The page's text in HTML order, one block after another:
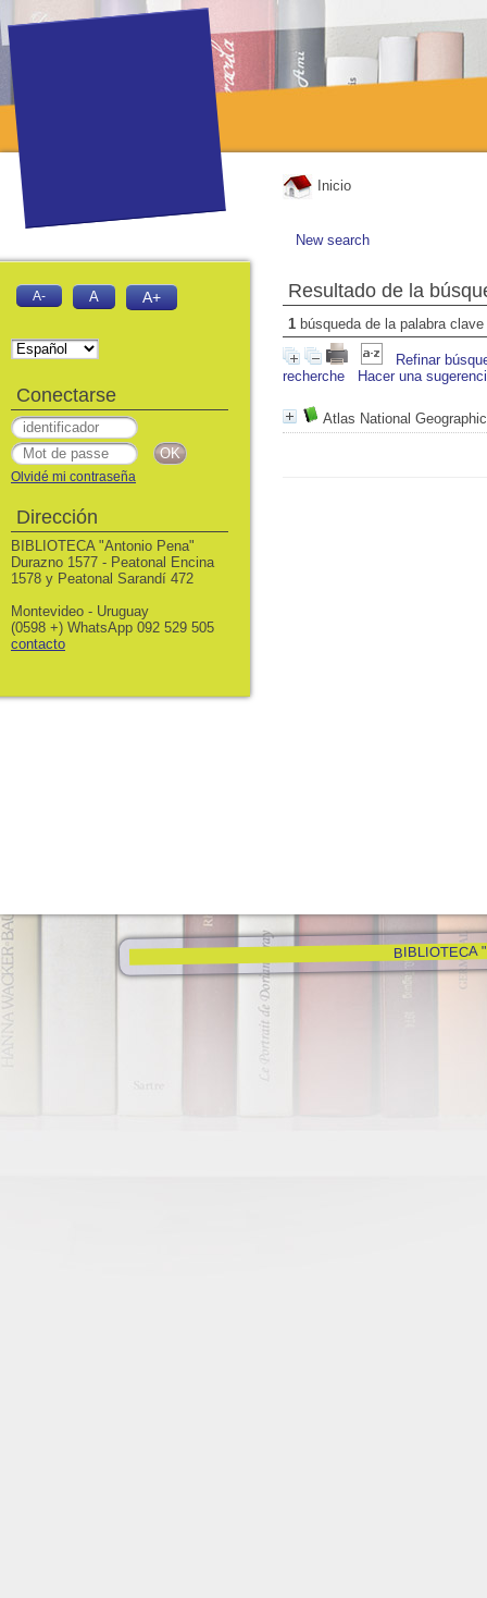
Inicio
New search
Resultado de la
1 búsqueda de la palabra clave
Refinar
recherche
Hacer una
Atlas National
BIBLIOTECA
A- A A+
Conectarse
Olvidé mi contraseña
Dirección
BIBLIOTECA "Antonio Pena"
Durazno 1577 - Peatonal Encina
1578 y Peatonal Sarandí 472
Montevideo - Uruguay
(0598 +) WhatsApp 092 529 505
contacto